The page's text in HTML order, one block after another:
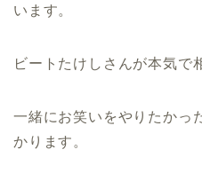
います。
ビートたけしさんが本気で
一緒にお笑いをやりたかっ
かります。